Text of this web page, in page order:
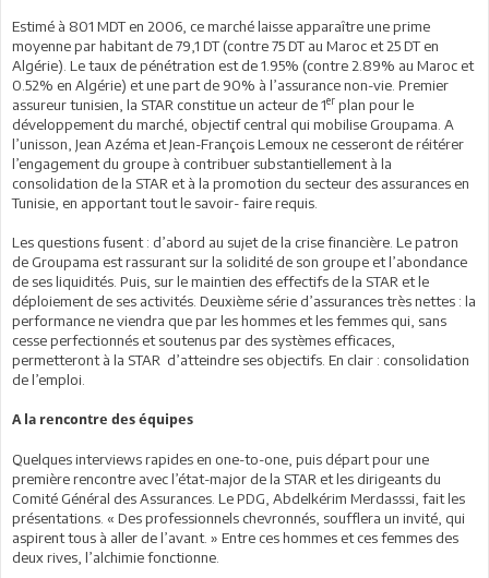
Estimé à 801 MDT en 2006, ce marché laisse apparaître une prime
moyenne par habitant de 79,1 DT (contre 75 DT au Maroc et 25 DT en
Algérie). Le taux de pénétration est de 1.95% (contre 2.89% au Maroc et
0.52% en Algérie) et une part de 90% à l’assurance non-vie. Premier
assureur tunisien, la STAR constitue un acteur de 1er plan pour le
développement du marché, objectif central qui mobilise Groupama. A
l’unisson, Jean Azéma et Jean-François Lemoux ne cesseront de réitérer
l’engagement du groupe à contribuer substantiellement à la
consolidation de la STAR et à la promotion du secteur des assurances en
Tunisie, en apportant tout le savoir- faire requis.
Les questions fusent : d’abord au sujet de la crise financière. Le patron
de Groupama est rassurant sur la solidité de son groupe et l’abondance
de ses liquidités. Puis, sur le maintien des effectifs de la STAR et le
déploiement de ses activités. Deuxième série d’assurances très nettes : la
performance ne viendra que par les hommes et les femmes qui, sans
cesse perfectionnés et soutenus par des systèmes efficaces,
permetteront à la STAR d’atteindre ses objectifs. En clair : consolidation
de l’emploi.
A la rencontre des équipes
Quelques interviews rapides en one-to-one, puis départ pour une
première rencontre avec l’état-major de la STAR et les dirigeants du
Comité Général des Assurances. Le PDG, Abdelkérim Merdasssi, fait les
présentations. « Des professionnels chevronnés, soufflera un invité, qui
aspirent tous à aller de l’avant. » Entre ces hommes et ces femmes des
deux rives, l’alchimie fonctionne.